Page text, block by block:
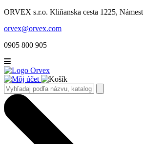
ORVEX s.r.o. Kliňanska cesta 1225,
orvex@orvex.com
0905 800 905